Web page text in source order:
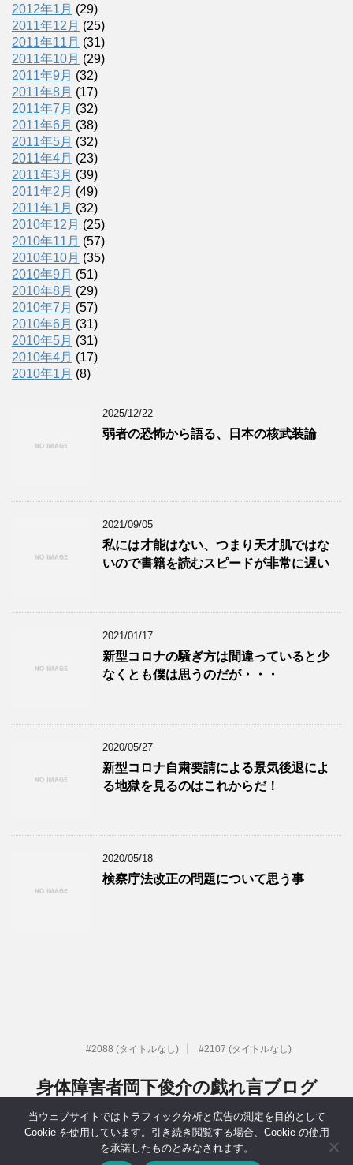
2012年1月 (29)
2011年12月 (25)
2011年11月 (31)
2011年10月 (29)
2011年9月 (32)
2011年8月 (17)
2011年7月 (32)
2011年6月 (38)
2011年5月 (32)
2011年4月 (23)
2011年3月 (39)
2011年2月 (49)
2011年1月 (32)
2010年12月 (25)
2010年11月 (57)
2010年10月 (35)
2010年9月 (51)
2010年8月 (29)
2010年7月 (57)
2010年6月 (31)
2010年5月 (31)
2010年4月 (17)
2010年1月 (8)
2025/12/22
弱者の恐怖から語る、日本の核武装論
2021/09/05
私には才能はない、つまり天才肌ではな
いので書籍を読むスピードが非常に遅い
2021/01/17
新型コロナの騒ぎ方は間違っていると少
なくとも僕は思うのだが・・・
2020/05/27
新型コロナ自粛要請による景気後退によ
る地獄を見るのはこれからだ！
2020/05/18
検察庁法改正の問題について思う事
#2088 (タイトルなし) #2107 (タイトルなし)
身体障害者岡下俊介の戯れ言ブログ
元IT系社長だった身体障害者岡下俊介の戯れ言ブログ
Copyright© 身体障害者岡下俊介の戯れ言ブログ , 2026 All Rights
当ウェブサイトではトラフィック分析と広告の測定を目的として
Cookie を使用しています。引き続き閲覧する場合、Cookie の使用
を承諾したものとみなされます。